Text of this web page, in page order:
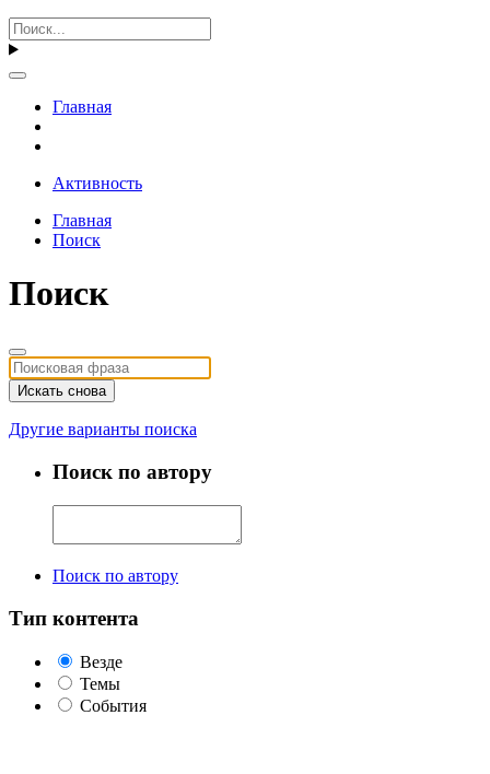
Главная
Активность
Главная
Поиск
Поиск
Искать снова
Другие варианты поиска
Поиск по автору
Поиск по автору
Тип контента
Везде
Темы
События